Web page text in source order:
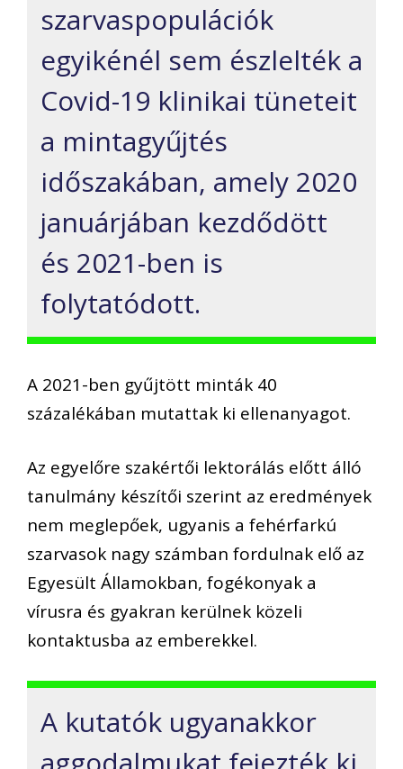
szarvaspopulációk
egyikénél sem észlelték a
Covid-19 klinikai tüneteit
a mintagyűjtés
időszakában, amely 2020
januárjában kezdődött
és 2021-ben is
folytatódott.
A 2021-ben gyűjtött minták 40
százalékában mutattak ki ellenanyagot.
Az egyelőre szakértői lektorálás előtt álló
tanulmány készítői szerint az eredmények
nem meglepőek, ugyanis a fehérfarkú
szarvasok nagy számban fordulnak elő az
Egyesült Államokban, fogékonyak a
vírusra és gyakran kerülnek közeli
kontaktusba az emberekkel.
A kutatók ugyanakkor